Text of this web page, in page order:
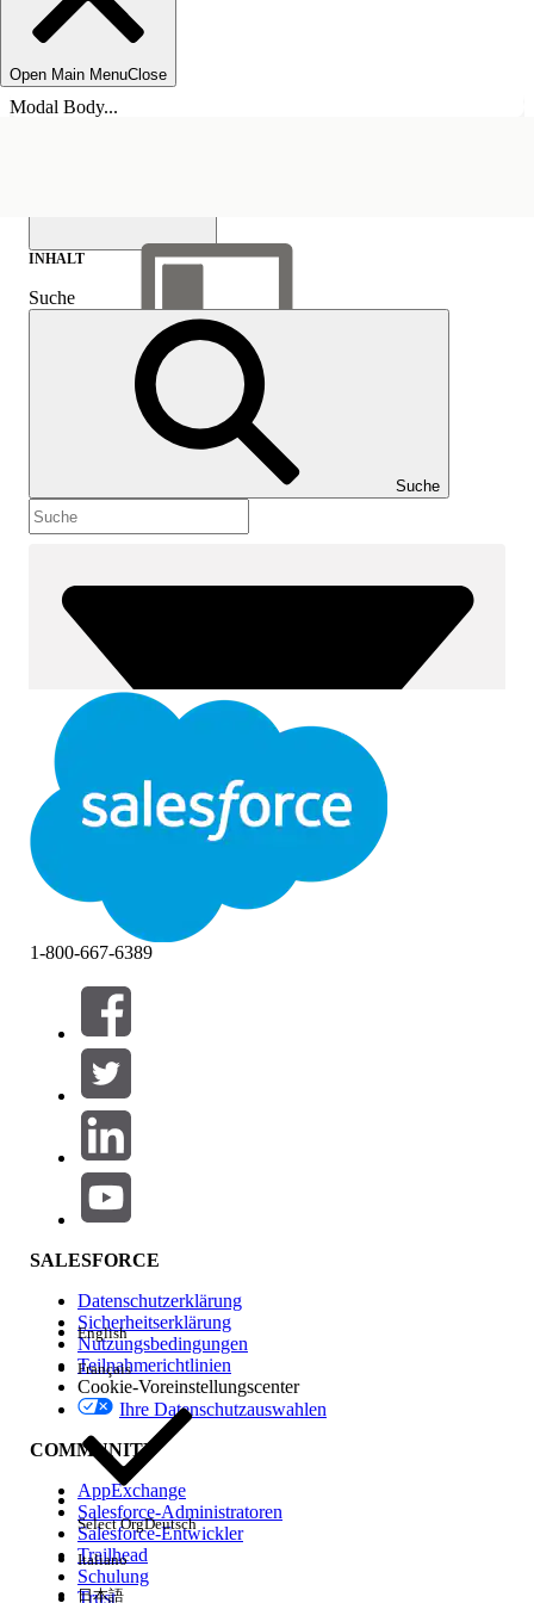
Open Main MenuClose
Modal Body...
Inhalt anzeigen
Inhalt
INHALT
Suche
Suche
Filter (0)
FILTER AUSWÄHLEN
Produktbereich
Auswirkungen auf Funktionen
Edition
Erfahrung
1-800-667-6389
SALESFORCE
Datenschutzerklärung
Sicherheitserklärung
Nutzungsbedingungen
Teilnahmerichtlinien
Cookie-Voreinstellungscenter
Ihre Datenschutzauswahlen
COMMUNITY
AppExchange
Salesforce-Administratoren
Salesforce-Entwickler
Trailhead
Schulung
Trust
English
Français
Select OrgDeutsch
Italiano
日本語